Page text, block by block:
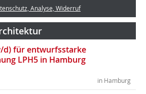
Analyse, Widerruf
d) für entwurfsstarke
LPH5 in Hamburg
in Hamburg